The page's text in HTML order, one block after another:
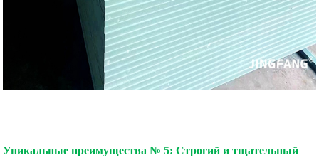
Уникальные преимущества № 5: Строгий и тщательный